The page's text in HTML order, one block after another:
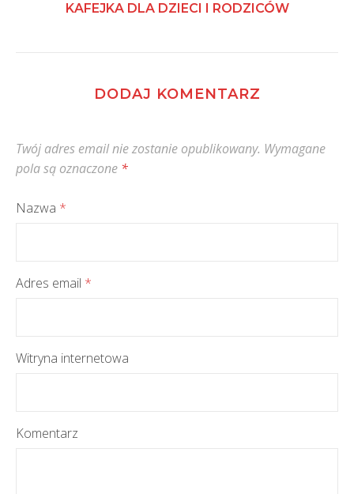
KAFEJKA DLA DZIECI I RODZICÓW
DODAJ KOMENTARZ
Twój adres email nie zostanie opublikowany. Wymagane
pola są oznaczone *
Nazwa *
Adres email *
Witryna internetowa
Komentarz